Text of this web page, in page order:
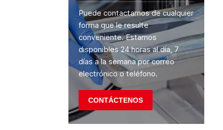
Puede contactarnos de cualquier
forma que le resulte
conveniente. Estamos
disponibles 24 horas al día, 7
días a la semana por correo
electrónico o teléfono.
CONTÁCTENOS